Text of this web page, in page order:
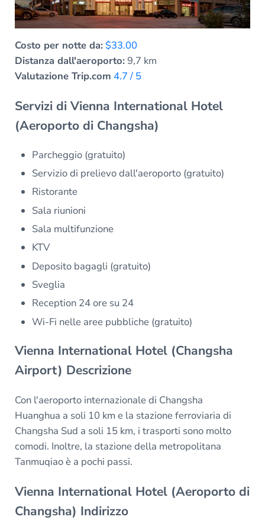
Costo per notte da: $33.00
Distanza dall'aeroporto:9,7 km
Valutazione Trip.com 4.7 / 5
Servizi di Vienna International Hotel
(Aeroporto di Changsha)
Parcheggio (gratuito)
Servizio di prelievo dall'aeroporto (gratuito)
Ristorante
Sala riunioni
Sala multifunzione
KTV
Deposito bagagli (gratuito)
Sveglia
Reception 24 ore su 24
Wi-Fi nelle aree pubbliche (gratuito)
Vienna International Hotel (Changsha
Airport) Descrizione
Con l'aeroporto internazionale di Changsha
Huanghua a soli 10 km e la stazione ferroviaria di
Changsha Sud a soli 15 km, i trasporti sono molto
comodi. Inoltre, la stazione della metropolitana
Tanmuqiao è a pochi passi.
Vienna International Hotel (Aeroporto di
Changsha) Indirizzo